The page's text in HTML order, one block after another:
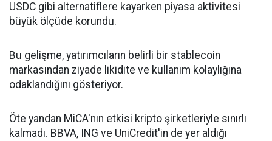
USDC gibi alternatiflere kayarken piyasa aktivitesi
büyük ölçüde korundu.
Bu gelişme, yatırımcıların belirli bir stablecoin
markasından ziyade likidite ve kullanım kolaylığına
odaklandığını gösteriyor.
Öte yandan MiCA'nın etkisi kripto şirketleriyle sınırlı
kalmadı. BBVA, ING ve UniCredit'in de yer aldığı